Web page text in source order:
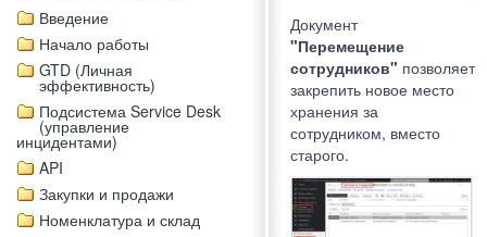
Введение
Начало работы
GTD (Личная
эффективность)
Подсистема Service Desk
(управление
инцидентами)
API
Закупки и продажи
Номенклатура и склад
Документ
"Перемещение
сотрудников" позволяет
закрепить новое место
хранения за
сотрудником, вместо
старого.